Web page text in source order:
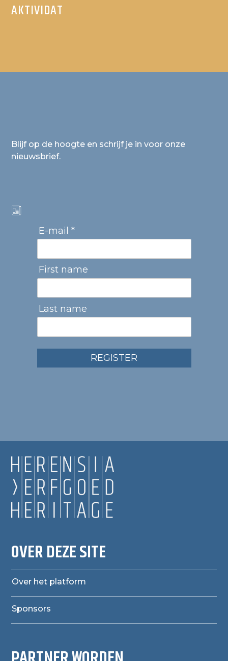
AKTIVIDAT
Blijf op de hoogte en schrijf je in voor onze
nieuwsbrief.
E-mail *
First name
Last name
REGISTER
OVER DEZE SITE
Over het platform
Sponsors